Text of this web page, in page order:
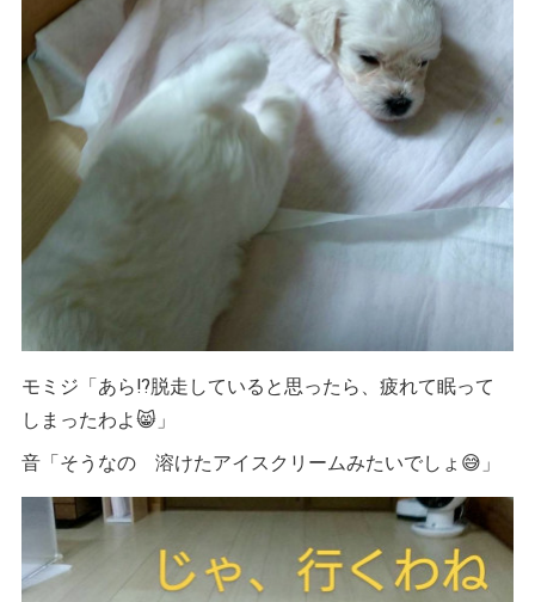
モミジ「あら⁉︎脱走していると思ったら、疲れて眠って
しまったわよ😸」
音「そうなの 溶けたアイスクリームみたいでしょ😅」